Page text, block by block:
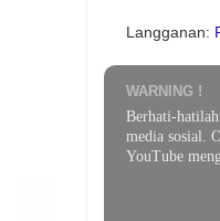
Langganan:
WARNING !
Berhati-
media sosial.
YouTube